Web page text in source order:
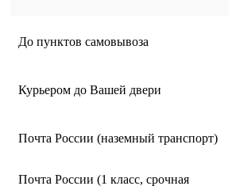
До пунктов самовывоза
Курьером до Вашей двери
Почта России (наземный транспорт)
Почта России (1 класс, срочная